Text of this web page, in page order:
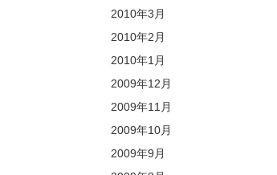
2010年3月
2010年2月
2010年1月
2009年12月
2009年11月
2009年10月
2009年9月